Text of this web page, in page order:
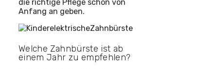
die richtige Pflege schon von
Anfang an geben.
Welche Zahnbürste ist ab
einem Jahr zu empfehlen?